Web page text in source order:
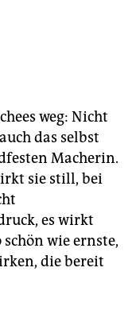
SPD, unter
FDP, unter
am Main.
Forschung
Holocaust. Will
neue
weg: Nicht
das selbst
Macherin.
sie still, bei
es wirkt
wie ernste,
die bereit